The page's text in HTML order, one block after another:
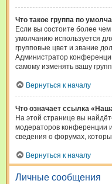
Что такое группа по
Если вы состоите более
умолчанию используется
групповые цвет и звание
Администратор
самому изменять вашу
Вернуться к началу
Что означает ссылка
На этой странице вы
модераторов конференции
сведения о форумах,
Вернуться к началу
Личные сообщения